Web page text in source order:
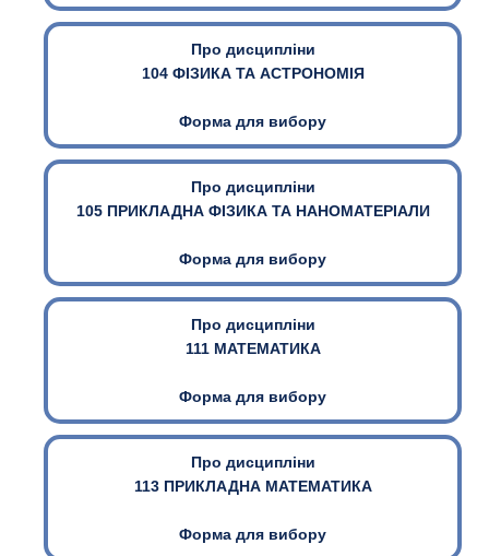
Про дисципліни
104 ФІЗИКА ТА АСТРОНОМІЯ
Форма для вибору
Про дисципліни
105 ПРИКЛАДНА ФІЗИКА ТА НАНОМАТЕРІАЛИ
Форма для вибору
Про дисципліни
111 МАТЕМАТИКА
Форма для вибору
Про дисципліни
113 ПРИКЛАДНА МАТЕМАТИКА
Форма для вибору